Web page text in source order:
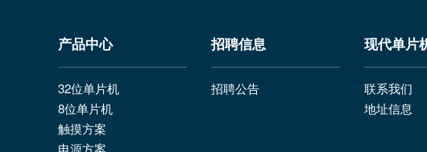
产品中心
32位单片机
8位单片机
触摸方案
电源方案
招聘信息
招聘公告
现代单片
联系我们
地址信息